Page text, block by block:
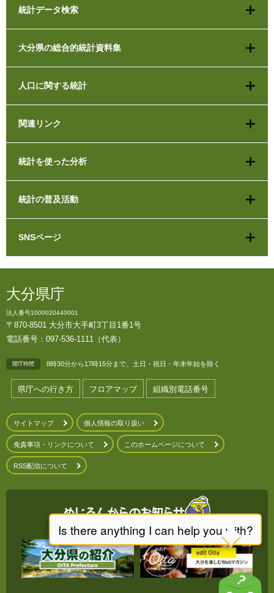
統計データ検索
大分県の総合的統計資料集
人口に関する統計
関連リンク
統計を使った分析
統計の普及活動
SNSページ
大分県庁
法人番号1000020440001
〒870-8501 大分市大手町3丁目1番1号
電話番号：097-536-1111（代表）
開庁時間 8時30分から17時15分まで、土日・祝日・年末年始を除く
県庁への行き方 フロアマップ 組織別電話番号
サイトマップ 個人情報の取り扱い
免責事項・リンクについて このホームページについて
RSS配信について